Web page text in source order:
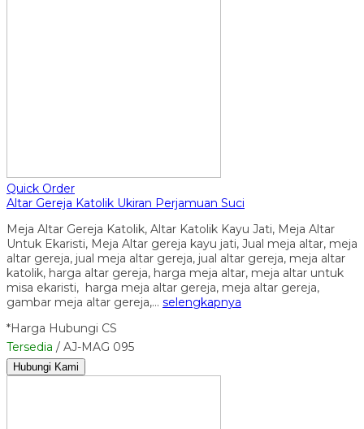
Quick Order
Altar Gereja Katolik Ukiran Perjamuan Suci
Meja Altar Gereja Katolik, Altar Katolik Kayu Jati, Meja Altar
Untuk Ekaristi, Meja Altar gereja kayu jati, Jual meja altar, meja
altar gereja, jual meja altar gereja, jual altar gereja, meja altar
katolik, harga altar gereja, harga meja altar, meja altar untuk
misa ekaristi, harga meja altar gereja, meja altar gereja,
gambar meja altar gereja,… selengkapnya
*Harga Hubungi CS
Tersedia / AJ-MAG 095
Hubungi Kami